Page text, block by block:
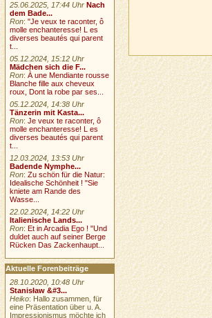
25.06.2025, 17:44 Uhr Nach
dem Bade...
Ron:"Je veux te raconter, ô
molle enchanteresse! L es
diverses beautés qui parent
t...
05.12.2024, 15:12 Uhr
Mädchen sich die F...
Ron:À une Mendiante rousse
Blanche fille aux cheveux
roux, Dont la robe par ses...
05.12.2024, 14:38 Uhr
Tänzerin mit Kasta...
Ron:Je veux te raconter, ô
molle enchanteresse! L es
diverses beautés qui parent
t...
12.03.2024, 13:53 Uhr
Badende Nymphe...
Ron:Zu schön für die Natur:
Idealische Schönheit ! "Sie
kniete am Rande des
Wasse...
22.02.2024, 14:22 Uhr
Italienische Lands...
Ron:Et in Arcadia Ego ! "Und
duldet auch auf seiner Berge
Rücken Das Zackenhaupt...
Aktuelle Forenbeiträge
28.10.2020, 10:48 Uhr
Stanisław &#3...
Heiko: Hallo zusammen, für
eine Präsentation über u. A.
Impressionismus möchte ich